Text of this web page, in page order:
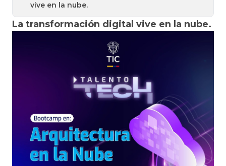
vive en la nube.
La transformación digital vive en la nube.